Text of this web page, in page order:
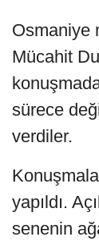
Osmaniye
Mücahit
sürece
verdiler.
yapıldı.
senenin